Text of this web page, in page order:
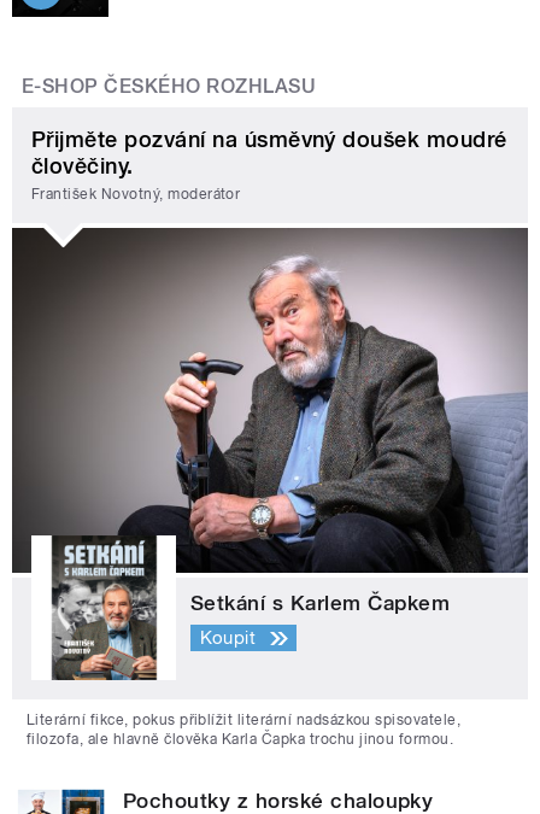
E-SHOP ČESKÉHO ROZHLASU
Přijměte pozvání na úsměvný doušek moudré
člověčiny.
František Novotný, moderátor
Setkání s Karlem Čapkem
Koupit
Literární fikce, pokus přiblížit literární nadsázkou spisovatele,
filozofa, ale hlavně člověka Karla Čapka trochu jinou formou.
Pochoutky z horské chaloupky